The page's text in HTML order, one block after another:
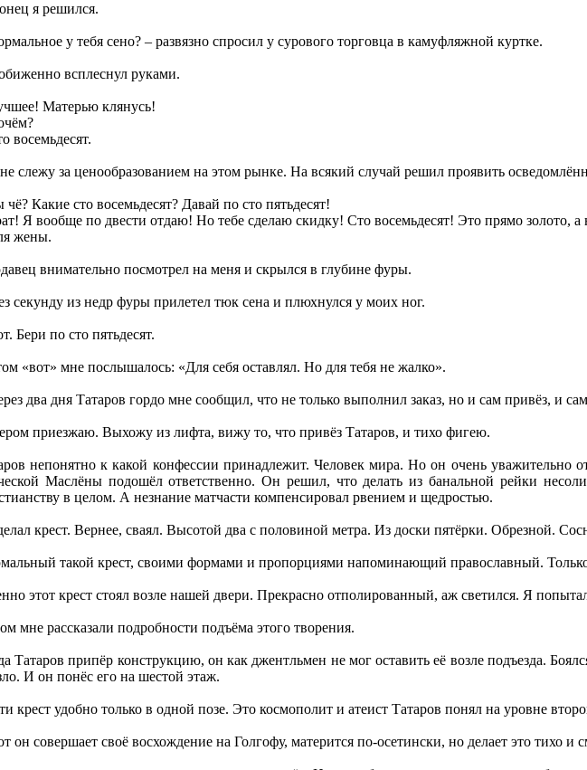
я решился.
у тебя сено? – развязно спросил у сурового торговца в камуфляжной куртке.
всплеснул руками.
Матерью клянусь!
восемьдесят.
слежу за ценообразованием на этом рынке. На всякий случай решил проявить
чё? Какие сто восемьдесят? Давай по сто пятьдесят!
Я вообще по двести отдаю! Но тебе сделаю скидку! Сто восемьдесят! Это прямо золото, а
жены.
внимательно посмотрел на меня и скрылся в глубине фуры.
секунду из недр фуры прилетел тюк сена и плюхнулся у моих ног.
Бери по сто пятьдесят.
«вот» мне послышалось: «Для себя оставлял. Но для тебя не жалко».
два дня Татаров гордо мне сообщил, что не только выполнил заказ, но и сам привёз, и
приезжаю. Выхожу из лифта, вижу то, что привёз Татаров, и тихо фигею.
непонятно к какой конфессии принадлежит. Человек мира. Но он очень уважительно
Маслёны подошёл ответственно. Он решил, что делать из банальной рейки
в целом. А незнание матчасти компенсировал рвением и щедростью.
крест. Вернее, сваял. Высотой два с половиной метра. Из доски пятёрки. Обрезной.
такой крест, своими формами и пропорциями напоминающий православный.
этот крест стоял возле нашей двери. Прекрасно отполированный, аж светился. Я
мне рассказали подробности подъёма этого творения.
Татаров припёр конструкцию, он как джентльмен не мог оставить её возле подъезда.
И он понёс его на шестой этаж.
крест удобно только в одной позе. Это космополит и атеист Татаров понял на уровне
он совершает своё восхождение на Голгофу, матерится по-осетински, но делает это тихо и